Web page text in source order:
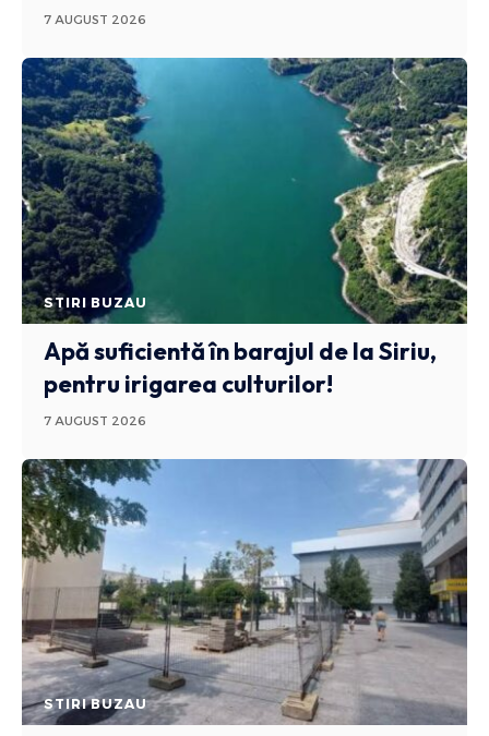
7 AUGUST 2026
STIRI BUZAU
Apă suficientă în barajul de la Siriu,
pentru irigarea culturilor!
7 AUGUST 2026
STIRI BUZAU